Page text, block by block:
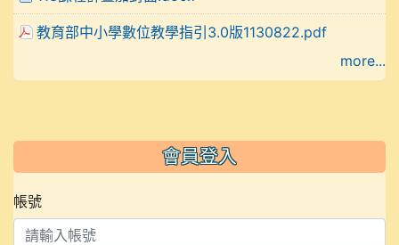
教育部中小學數位教學指引3.0版1130822.pdf
more...
會員登入
帳號